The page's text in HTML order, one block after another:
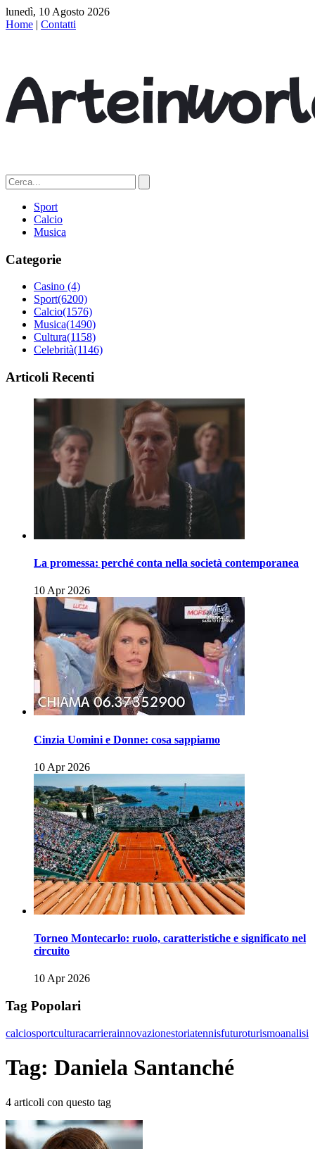
lunedì, 10 Agosto 2026
Home | Contatti
Sport
Calcio
Musica
Categorie
Casino (4)
Sport(6200)
Calcio(1576)
Musica(1490)
Cultura(1158)
Celebrità(1146)
Articoli Recenti
La promessa: perché conta nella società contemporanea
10 Apr 2026
Cinzia Uomini e Donne: cosa sappiamo
10 Apr 2026
Torneo Montecarlo: ruolo, caratteristiche e significato nel
circuito
10 Apr 2026
Tag Popolari
calciosportculturacarrierainnovazionestoriatennisfuturoturismoanalisi
Tag: Daniela Santanché
4 articoli con questo tag